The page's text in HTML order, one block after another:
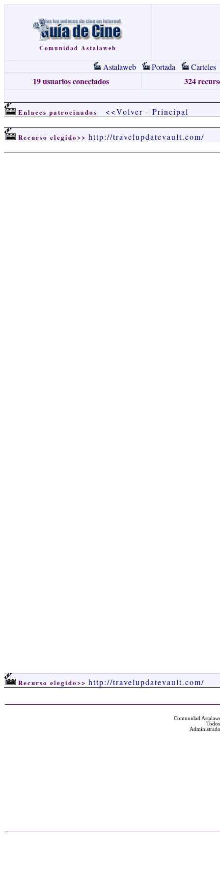
Comunidad Astalaweb
Astalaweb Portada Carteles
19 usuarios conectados 324
Enlaces patrocinados <<Volver - Principal
Recurso elegido>> http://travelupdatevault.com/
Recurso elegido>> http://travelupdatevault.com/
Comunidad